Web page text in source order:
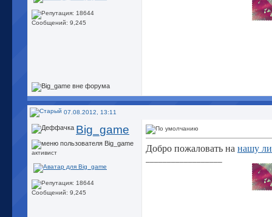
Сообщений: 9,245
07.08.2012, 13:11
Big_game
активист
Сообщений: 9,245
Добро пожаловать на нашу